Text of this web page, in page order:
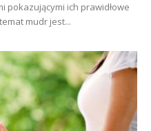
pokazującymi ich prawidłowe
mudr jest...